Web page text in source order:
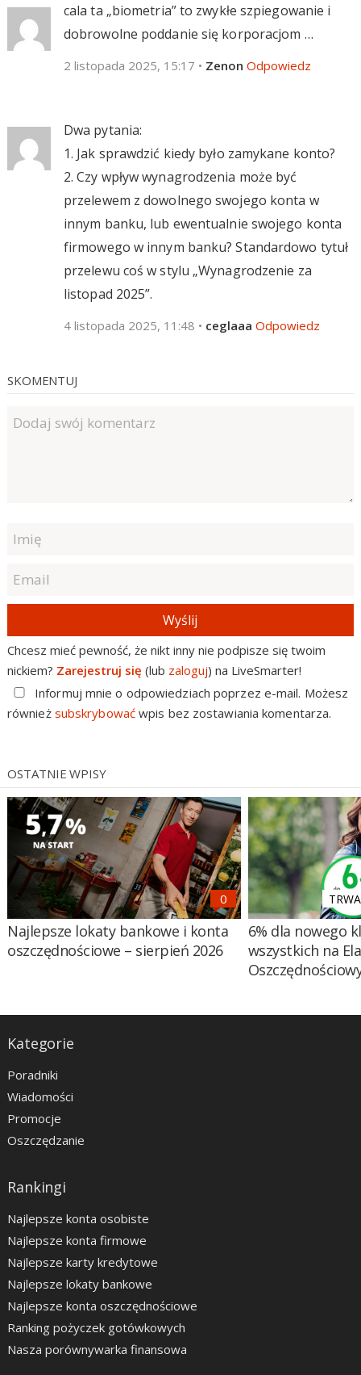
cala ta „biometria” to zwykłe szpiegowanie i
dobrowolne poddanie się korporacjom …
2 listopada 2025, 15:17 • Zenon Odpowiedz
Dwa pytania:
1. Jak sprawdzić kiedy było zamykane konto?
2. Czy wpływ wynagrodzenia może być
przelewem z dowolnego swojego konta w
innym banku, lub ewentualnie swojego konta
firmowego w innym banku? Standardowo tytuł
przelewu coś w stylu „Wynagrodzenie za
listopad 2025”.
4 listopada 2025, 11:48 • ceglaaa Odpowiedz
SKOMENTUJ
Wyślij
Chcesz mieć pewność, że nikt inny nie podpisze się twoim
nickiem? Zarejestruj się (lub zaloguj) na LiveSmarter!
Informuj mnie o odpowiedziach poprzez e-mail. Możesz
również subskrybowaćwpis bez zostawiania komentarza.
OSTATNIE WPISY
Najlepsze lokaty bankowe i konta
oszczędnościowe – sierpień 2026
6% dla nowego
wszystkich na
Kategorie
Poradniki
Wiadomości
Promocje
Oszczędzanie
Rankingi
Najlepsze konta osobiste
Najlepsze konta firmowe
Najlepsze karty kredytowe
Najlepsze lokaty bankowe
Najlepsze konta oszczędnościowe
Ranking pożyczek gotówkowych
Nasza porównywarka finansowa